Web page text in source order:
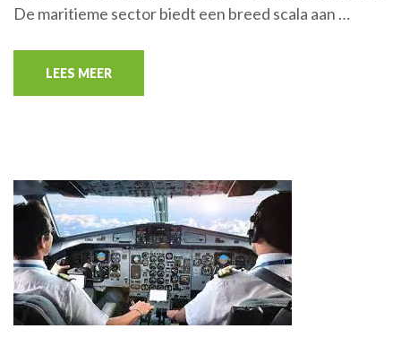
De maritieme sector biedt een breed scala aan …
LEES MEER